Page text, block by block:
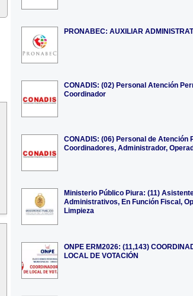
PRONABEC: AUXILIAR
CONADIS: (02) Personal Atención
Coordinador
CONADIS: (06) Personal de Atención
Coordinadores, Administrador,
Ministerio Público Piura: (11)
Administrativos, En Función Fiscal,
Limpieza
ONPE ERM2026: (11,143)
LOCAL DE VOTACIÓN